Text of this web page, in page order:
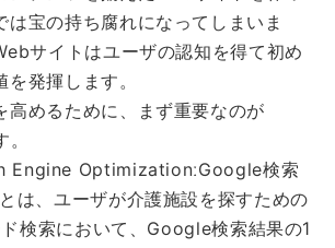
は宝の持ち腐れになってしまいま
サイトはユーザの認知を得て初め
発揮します。
高めるために、まず重要なのが
Engine OptimizationːGoogle検索
は、ユーザが介護施設を探すための
検索において、Google検索結果の1